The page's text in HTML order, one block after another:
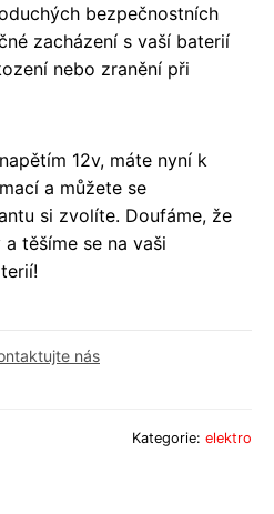
bezpečnostních
zacházení s vaší baterií
nebo zranění při
12v, máte nyní k
a můžete se
si zvolíte. Doufáme, že
těšíme se na vaši
nás
Kategorie: elektro